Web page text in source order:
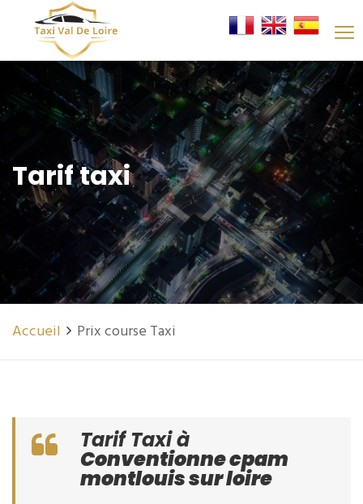
Tarif taxi
Accueil Prix course Taxi
Tarif Taxi à
Conventionne cpam
montlouis sur loire